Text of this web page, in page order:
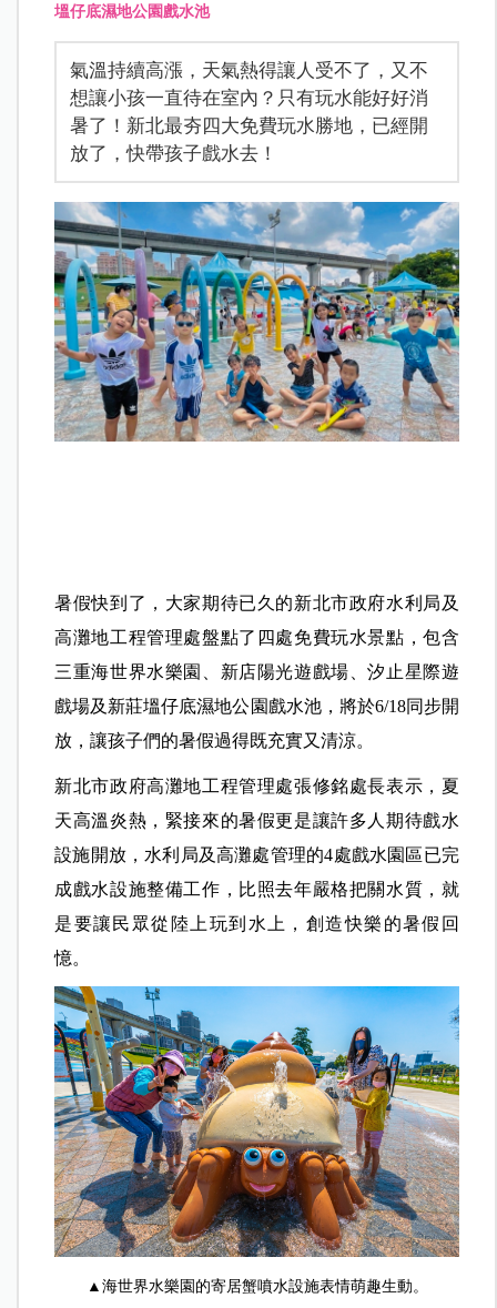
塭仔底濕地公園戲水池
氣溫持續高漲，天氣熱得讓人受不了，又不
想讓小孩一直待在室內？只有玩水能好好消
暑了！新北最夯四大免費玩水勝地，已經開
放了，快帶孩子戲水去！
暑假快到了，大家期待已久的新北市政府水利局及
高灘地工程管理處盤點了四處免費玩水景點，包含
三重海世界水樂園、新店陽光遊戲場、汐止星際遊
戲場及新莊塭仔底濕地公園戲水池，將於6/18同步開
放，讓孩子們的暑假過得既充實又清涼。
新北市政府高灘地工程管理處張修銘處長表示，夏
天高溫炎熱，緊接來的暑假更是讓許多人期待戲水
設施開放，水利局及高灘處管理的4處戲水園區已完
成戲水設施整備工作，比照去年嚴格把關水質，就
是要讓民眾從陸上玩到水上，創造快樂的暑假回
憶。
▲海世界水樂園的寄居蟹噴水設施表情萌趣生動。